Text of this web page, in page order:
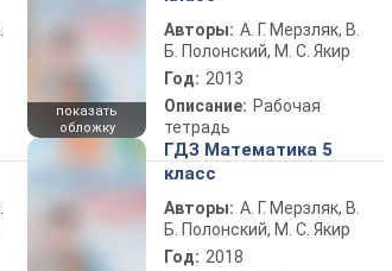
показать
обложку
Авторы: А. Г. Мерзляк, В.
Б. Полонский, М. С. Якир
Год: 2013
Описание: Рабочая
тетрадь
ГДЗ Математика 5
класс
Авторы: А. Г. Мерзляк, В.
Б. Полонский, М. С. Якир
Год: 2018